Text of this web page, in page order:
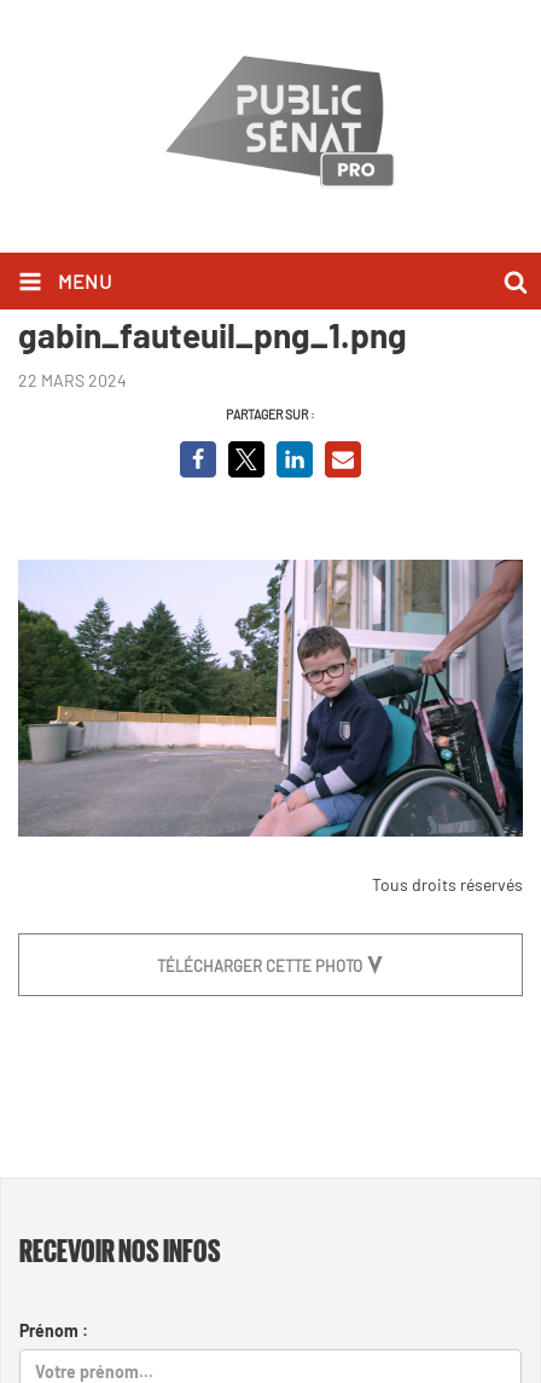
MENU
ecole-des-possibles_ctonfilm-
gabin_fauteuil_png_1.png
22 MARS 2024
PARTAGER SUR :
Tous droits réservés
TÉLÉCHARGER CETTE PHOTO
RECEVOIR NOS INFOS
Prénom :